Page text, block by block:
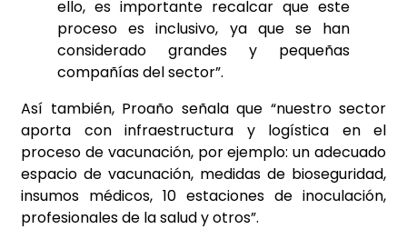
ello, es importante recalcar que este
proceso es inclusivo, ya que se han
considerado grandes y pequeñas
compañías del sector”.
Así también, Proaño señala que “nuestro sector
aporta con infraestructura y logística en el
proceso de vacunación, por ejemplo: un adecuado
espacio de vacunación, medidas de bioseguridad,
insumos médicos, 10 estaciones de inoculación,
profesionales de la salud y otros”.